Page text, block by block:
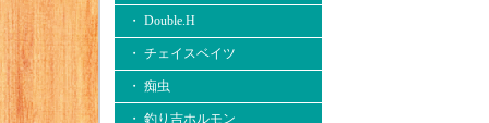
・ Double.H
・ チェイスベイツ
・ 痴虫
・ 釣り吉ホルモン